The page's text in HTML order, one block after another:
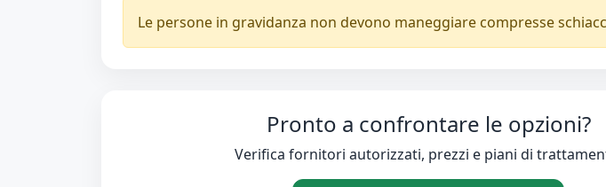
Le persone in gravidanza non devono maneggiare compresse
Pronto a confrontare le opzioni?
Verifica fornitori autorizzati, prezzi e piani di